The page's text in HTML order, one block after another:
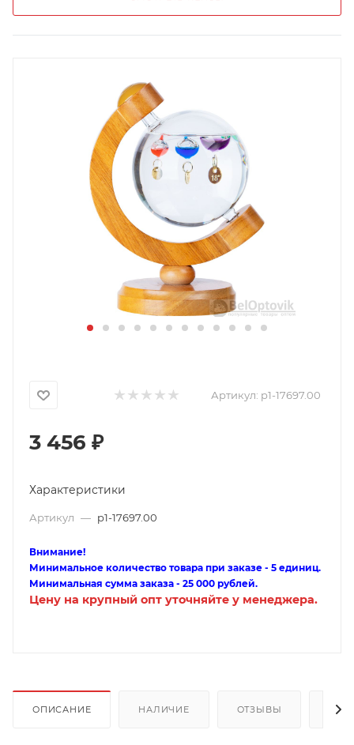
Артикул: p1-17697.00
3 456 ₽
Характеристики
Артикул — p1-17697.00
Внимание!
Минимальное количество товара при заказе - 5 единиц.
Минимальная сумма заказа - 25 000 рублей.
Цену на крупный опт уточняйте у менеджера.
ОПИСАНИЕ НАЛИЧИЕ ОТЗЫВЫ